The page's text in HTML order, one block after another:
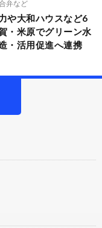
弁など
や大和ハウスなど6
・米原でグリーン水
・活用促進へ連携